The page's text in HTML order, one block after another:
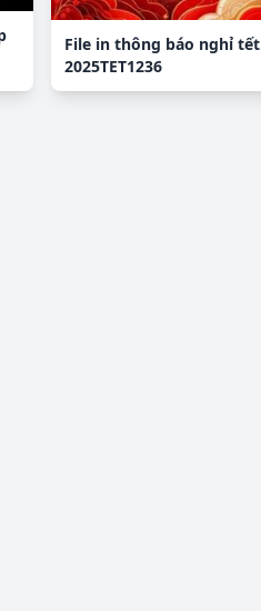
File in thông báo nghỉ tết
2025TET1236